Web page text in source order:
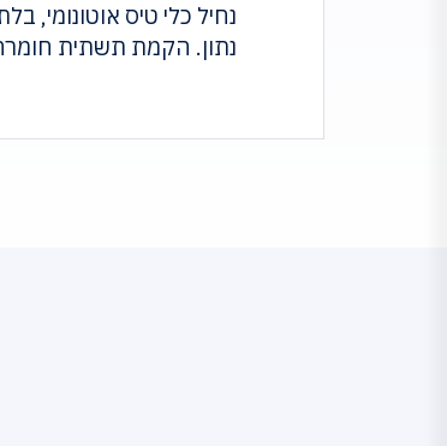
נחיל כלי טיס אוטונומי,
נתון. הקמת תשתית